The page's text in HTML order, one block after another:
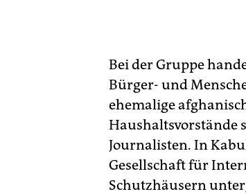
Bei der Gruppe
Bürger- und
ehemalige
Haushaltsvorstände
Journalisten. In
Gesellschaft für
Schutzhäusern